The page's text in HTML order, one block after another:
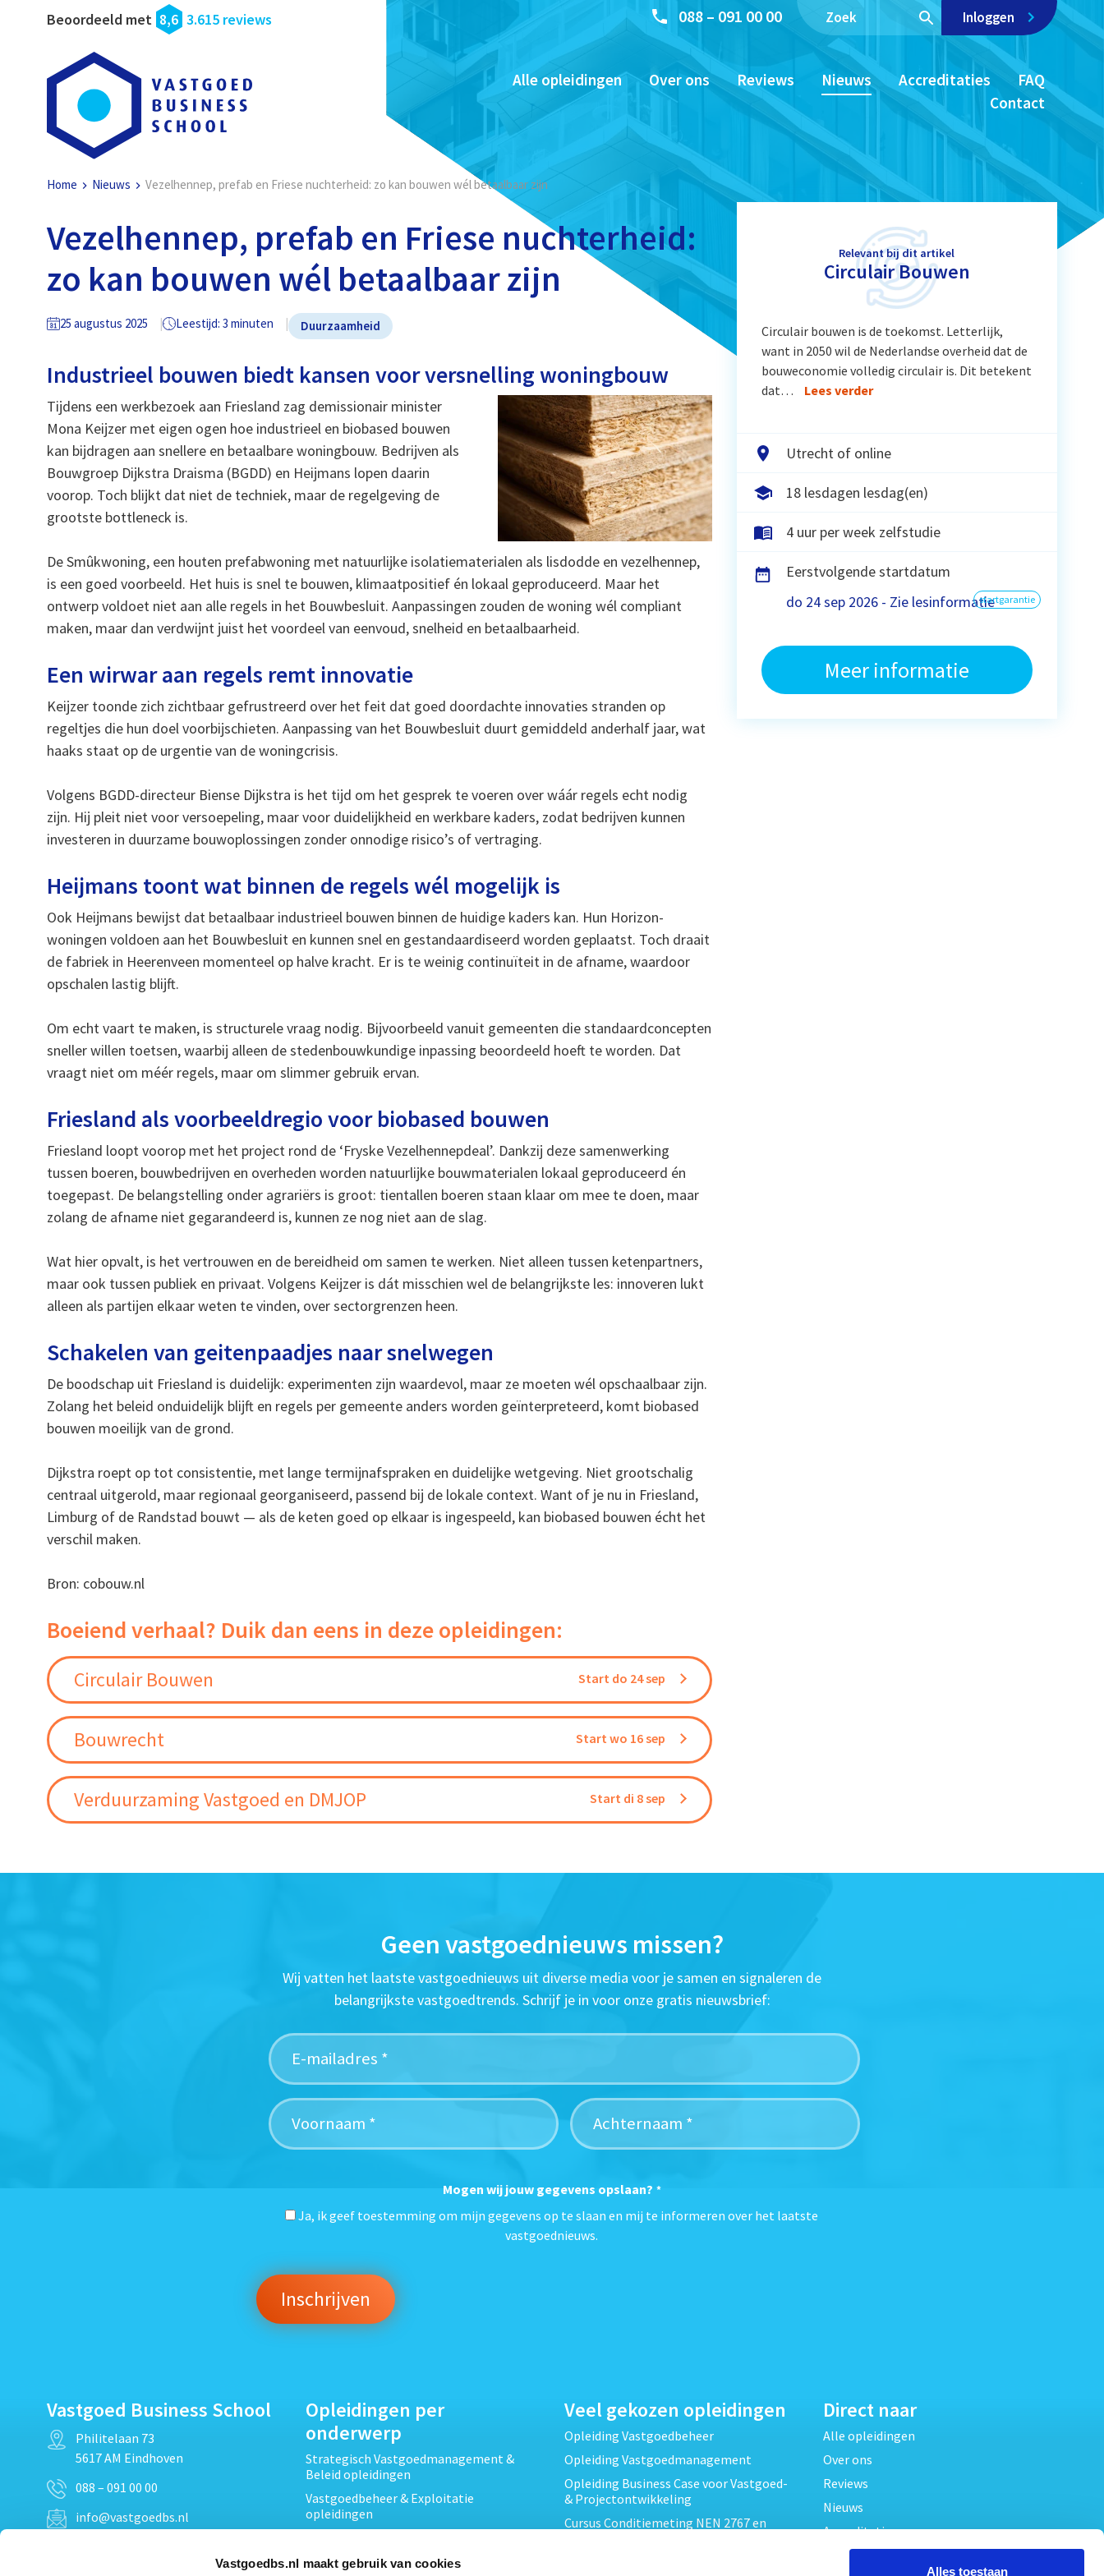
Vastgoedbs.nl maakt gebruik van cookies
Alles toestaan
Beoordeeld met 8,6 3.615 reviews 088 – 091 00 00 Inloggen
Alle opleidingen Over ons Reviews Nieuws Accreditaties
FAQ
Contact
Home Nieuws Vezelhennep, prefab en Friese nuchterheid: zo kan bouwen wél betaalbaar zijn
Vezelhennep, prefab en Friese nuchterheid:
zo kan bouwen wél betaalbaar zijn
25 augustus 2025 Leestijd: 3 minuten Duurzaamheid
Industrieel bouwen biedt kansen voor versnelling woningbouw
Tijdens een werkbezoek aan Friesland zag demissionair minister
Mona Keijzer met eigen ogen hoe industrieel en biobased bouwen
kan bijdragen aan snellere en betaalbare woningbouw. Bedrijven als
Bouwgroep Dijkstra Draisma (BGDD) en Heijmans lopen daarin
voorop. Toch blijkt dat niet de techniek, maar de regelgeving de
grootste bottleneck is.
De Smûkwoning, een houten prefabwoning met natuurlijke isolatiematerialen als lisdodde en vezelhennep,
is een goed voorbeeld. Het huis is snel te bouwen, klimaatpositief én lokaal geproduceerd. Maar het
ontwerp voldoet niet aan alle regels in het Bouwbesluit. Aanpassingen zouden de woning wél compliant
maken, maar dan verdwijnt juist het voordeel van eenvoud, snelheid en betaalbaarheid.
Een wirwar aan regels remt innovatie
Keijzer toonde zich zichtbaar gefrustreerd over het feit dat goed doordachte innovaties stranden op
regeltjes die hun doel voorbijschieten. Aanpassing van het Bouwbesluit duurt gemiddeld anderhalf jaar, wat
haaks staat op de urgentie van de woningcrisis.
Volgens BGDD-directeur Biense Dijkstra is het tijd om het gesprek te voeren over wáár regels echt nodig
zijn. Hij pleit niet voor versoepeling, maar voor duidelijkheid en werkbare kaders, zodat bedrijven kunnen
investeren in duurzame bouwoplossingen zonder onnodige risico’s of vertraging.
Heijmans toont wat binnen de regels wél mogelijk is
Ook Heijmans bewijst dat betaalbaar industrieel bouwen binnen de huidige kaders kan. Hun Horizon-
woningen voldoen aan het Bouwbesluit en kunnen snel en gestandaardiseerd worden geplaatst. Toch draait
de fabriek in Heerenveen momenteel op halve kracht. Er is te weinig continuïteit in de afname, waardoor
opschalen lastig blijft.
Om echt vaart te maken, is structurele vraag nodig. Bijvoorbeeld vanuit gemeenten die standaardconcepten
sneller willen toetsen, waarbij alleen de stedenbouwkundige inpassing beoordeeld hoeft te worden. Dat
vraagt niet om méér regels, maar om slimmer gebruik ervan.
Friesland als voorbeeldregio voor biobased bouwen
Friesland loopt voorop met het project rond de ‘Fryske Vezelhennepdeal’. Dankzij deze samenwerking
tussen boeren, bouwbedrijven en overheden worden natuurlijke bouwmaterialen lokaal geproduceerd én
toegepast. De belangstelling onder agrariërs is groot: tientallen boeren staan klaar om mee te doen, maar
zolang de afname niet gegarandeerd is, kunnen ze nog niet aan de slag.
Wat hier opvalt, is het vertrouwen en de bereidheid om samen te werken. Niet alleen tussen ketenpartners,
maar ook tussen publiek en privaat. Volgens Keijzer is dát misschien wel de belangrijkste les: innoveren lukt
alleen als partijen elkaar weten te vinden, over sectorgrenzen heen.
Schakelen van geitenpaadjes naar snelwegen
De boodschap uit Friesland is duidelijk: experimenten zijn waardevol, maar ze moeten wél opschaalbaar zijn.
Zolang het beleid onduidelijk blijft en regels per gemeente anders worden geïnterpreteerd, komt biobased
bouwen moeilijk van de grond.
Dijkstra roept op tot consistentie, met lange termijnafspraken en duidelijke wetgeving. Niet grootschalig
centraal uitgerold, maar regionaal georganiseerd, passend bij de lokale context. Want of je nu in Friesland,
Limburg of de Randstad bouwt — als de keten goed op elkaar is ingespeeld, kan biobased bouwen écht het
verschil maken.
Bron: cobouw.nl
Boeiend verhaal? Duik dan eens in deze opleidingen:
Circulair Bouwen Start do 24 sep
Bouwrecht Start wo 16 sep
Verduurzaming Vastgoed en DMJOP Start di 8 sep
Relevant bij dit artikel
Circulair Bouwen
Circulair bouwen is de toekomst. Letterlijk,
want in 2050 wil de Nederlandse overheid dat de
bouweconomie volledig circulair is. Dit betekent
dat…
Lees verder
Utrecht of online
18 lesdagen lesdag(en)
4 uur per week zelfstudie
Eerstvolgende startdatum
do 24 sep 2026 - Zie lesinformatiestartgarantie
Meer informatie
Geen vastgoednieuws missen?
Wij vatten het laatste vastgoednieuws uit diverse media voor je samen en signaleren de
belangrijkste vastgoedtrends. Schrijf je in voor onze gratis nieuwsbrief:
Mogen wij jouw gegevens opslaan? *
Ja, ik geef toestemming om mijn gegevens op te slaan en mij te informeren over het laatste
vastgoednieuws.
Vastgoed Business School
Philitelaan 73
5617 AM Eindhoven
088 – 091 00 00
info@vastgoedbs.nl
Opleidingen per
onderwerp
Strategisch Vastgoedmanagement &
Beleid opleidingen
Vastgoedbeheer & Exploitatie
opleidingen
Projectontwikkeling &
Veel gekozen opleidingen
Opleiding Vastgoedbeheer
Opleiding Vastgoedmanagement
Opleiding Business Case voor Vastgoed-
& Projectontwikkeling
Cursus Conditiemeting NEN 2767 en
Direct naar
Alle opleidingen
Over ons
Reviews
Nieuws
Accreditaties